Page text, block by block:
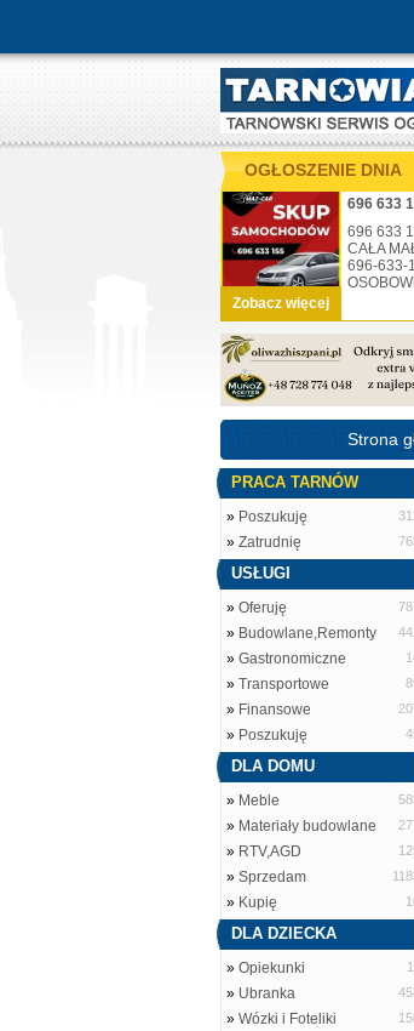
OGŁOSZENIE DNIA
Zobacz więcej
696 633
696 633
CAŁA
696-633-
Strona
PRACA TARNÓW
» Poszukuję
» Zatrudnię
USŁUGI
» Oferuję
» Budowlane,Remonty
» Gastronomiczne
» Transportowe
» Finansowe
» Poszukuję
DLA DOMU
» Meble
» Materiały budowlane
» RTV,AGD
» Sprzedam
» Kupię
DLA DZIECKA
» Opiekunki
» Ubranka
» Wózki i Foteliki